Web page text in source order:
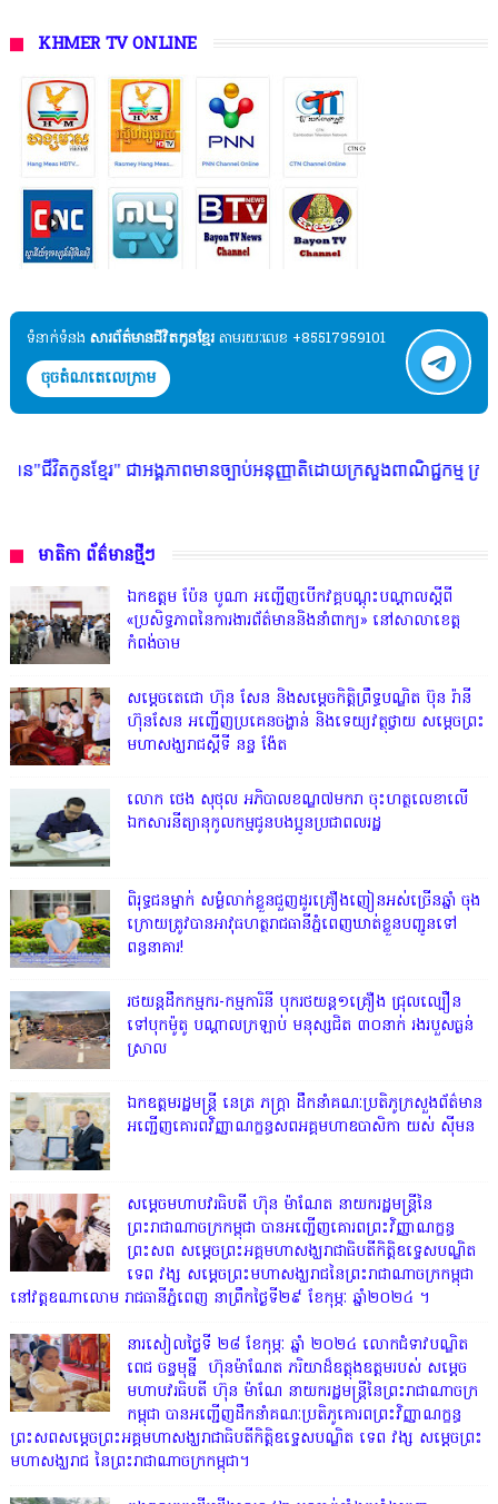
KHMER TV ONLINE
ទំនាក់ទំនង​​ សារព័ត៌មានជីវិតកូនខ្មែរ តាមរយៈលេខ +85517959101
ចុចតំណតេលេក្រាម
ែរ" ជាអង្គភាពមានច្បាប់អនុញ្ញាតិដោយក្រសួងពាណិជ្ជកម្ម ក្រសួងការងារ
មាតិកា ព័ត៌មានថ្មីៗ
ឯកឧត្តម ប៉ែន បូណា អញ្ជើញបើកវគ្គបណ្តុះបណ្តាលស្តីពី
«ប្រសិទ្ធភាពនៃការងារព័ត៌មាននិងនាំពាក្យ» នៅសាលាខេត្ត
កំពង់ចាម
សម្តេចតេជោ ហ៊ុន សែន និងសម្ដេចកិត្តិព្រឹទ្ធបណ្ឌិត ប៊ុន រ៉ានី
ហ៊ុនសែន អញ្ជើញប្រគេនចង្ហាន់ និងទេយ្យវត្ថុថ្វាយ សម្តេចព្រះ
មហាសង្ឃរាជស្តីទី នន្ទ ង៉ែត
លោក ថេង សុថុល អភិបាលខណ្ឌ៧មករា ចុះហត្ថលេខាលើ
ឯកសារនីត្យានុកូលកម្មជូនបងប្អូនប្រជាពលរដ្ឋ
ពិរុទ្ធ​ជនម្នាក់ សម្ងំលាក់ខ្លួនជួញដូរគ្រឿងញៀនអស់ច្រើនឆ្នាំ ចុង
ក្រោយត្រូវបានអាវុធហត្ថរាជធានីភ្នំពេញឃាត់ខ្លួនបញ្ជូនទៅ
ពន្ធនាគារ!
រថយន្តដឹកកម្មករ-កម្មការិនី បុករថយន្ត១គ្រឿង ជ្រុលល្បឿន
ទៅបុកម៉ូតូ បណ្តាលក្រឡាប់ មនុស្សជិត ៣០នាក់ រងរបួសធ្ងន់
ស្រាល
ឯកឧត្តមរដ្ឋមន្ត្រី នេត្រ ភក្ត្រា ដឹកនាំគណៈប្រតិភូក្រសួងព័ត៌មាន
អញ្ជើញគោរពវិញ្ញាណក្ខន្ធសពអគ្គមហាឧបាសិកា យស់ ស៊ីមន
សម្តេចមហាបវរធិបតី ហ៊ុន ម៉ាណែត នាយករដ្ឋមន្ត្រីនៃ
ព្រះរាជាណាចក្រកម្ពុជា បានអញ្ជើញគោរពព្រះវិញ្ញាណក្ខន្ធ
ព្រះសព សម្តេចព្រះអគ្គមហាសង្ឃរាជាធិបតីកិត្តិឧទ្ទេសបណ្ឌិត
ទេព វង្ស សម្តេចព្រះមហាសង្ឃរាជនៃព្រះរាជាណាចក្រកម្ពុជា
នៅវត្តឧណាលោម រាជធានីភ្នំពេញ នាព្រឹកថ្ងៃទី២៩ ខែកុម្ភៈ ឆ្នាំ២០២៤ ។
នារសៀលថ្ងៃទី ២៨ ខែកុម្ភៈ ឆ្នាំ ២០២៤ លោកជំទាវបណ្ឌិត
ពេជ ចន្ទមុន្នី ហ៊ុនម៉ាណែត ភរិយាដ៏ឧត្តុងឧត្តមរបស់ សម្តេច
មហាបវរធិបតី ហ៊ុន ម៉ាណែ នាយករដ្ឋមន្រ្តីនៃព្រះរាជាណាចក្រ
កម្ពុជា បានអញ្ជើញដឹកនាំគណៈប្រតិភូគោរពព្រះវិញ្ញាណក្ខន្ធ
ព្រះសពសម្តេចព្រះអគ្គមហាសង្ឃរាជាធិបតីកិត្តិឧទ្ទេសបណ្ឌិត ទេព វង្ស សម្តេចព្រះ
មហាសង្ឃរាជ នៃព្រះរាជាណាចក្រកម្ពុជា។